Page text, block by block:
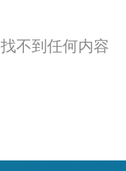
找不到任何内容